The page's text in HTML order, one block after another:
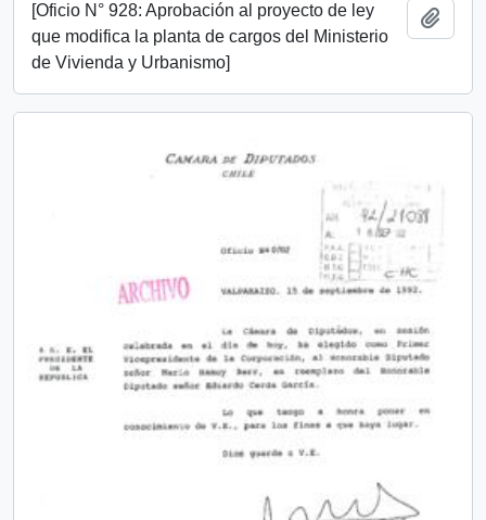
[Oficio N° 928: Aprobación al proyecto de ley
que modifica la planta de cargos del Ministerio
de Vivienda y Urbanismo]